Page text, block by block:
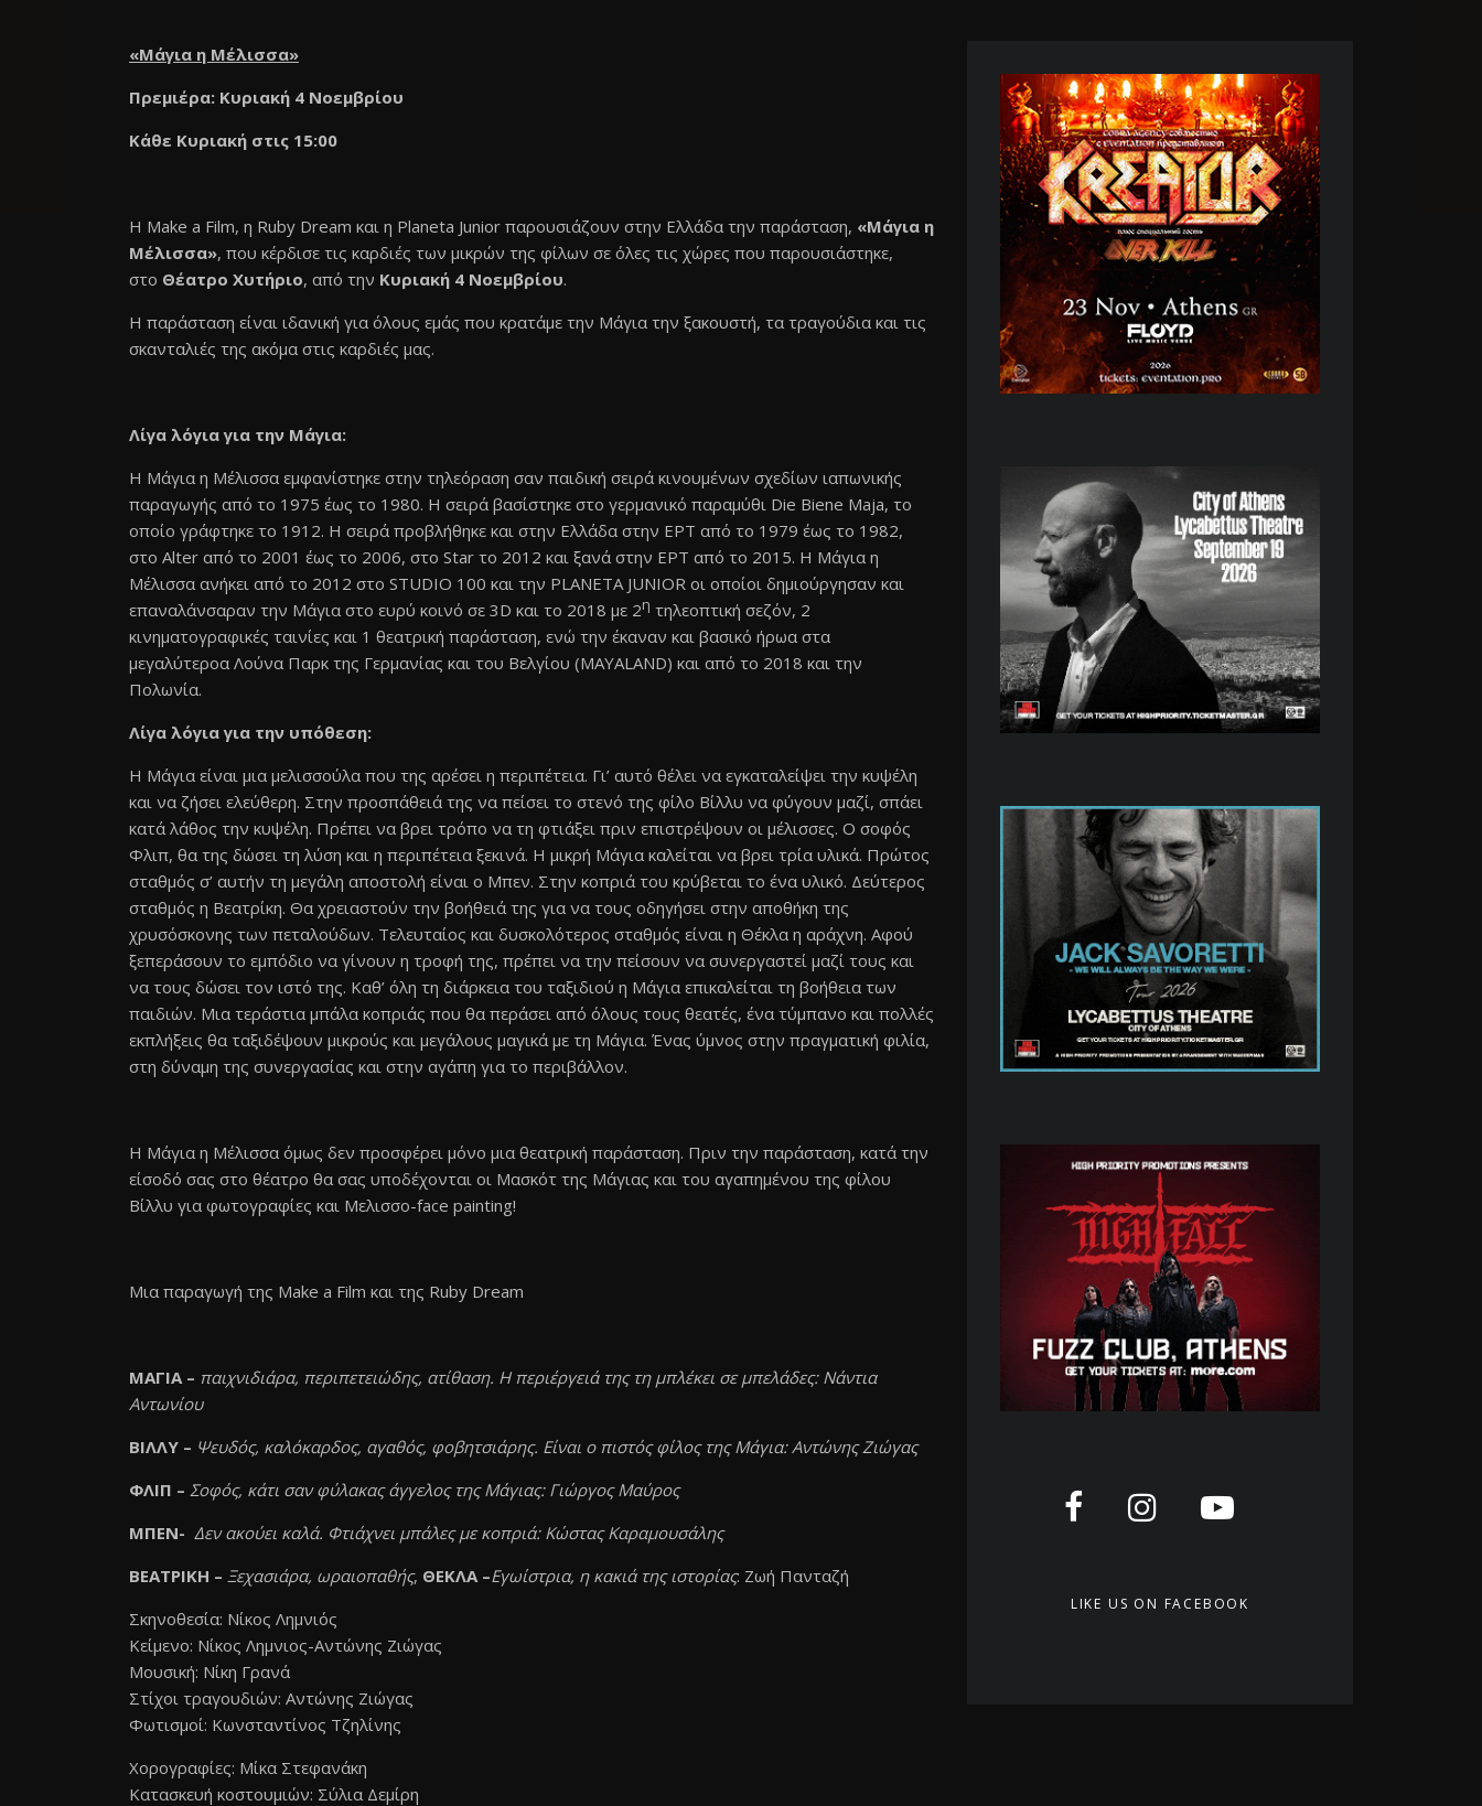
«Μάγια η Μέλισσα»
Πρεμιέρα: Κυριακή 4 Νοεμβρίου
Κάθε Κυριακή στις 15:00
H Μake a Film, η Ruby Dream και η Planeta Junior παρουσιάζουν στην Ελλάδα την παράσταση, «Μάγια η
Μέλισσα», που κέρδισε τις καρδιές των μικρών της φίλων σε όλες τις χώρες που παρουσιάστηκε,
στο Θέατρο Χυτήριο, από την Κυριακή 4 Νοεμβρίου.
Η παράσταση είναι ιδανική για όλους εμάς που κρατάμε την Μάγια την ξακουστή, τα τραγούδια και τις
σκανταλιές της ακόμα στις καρδιές μας.
Λίγα λόγια για την Μάγια:
Η Μάγια η Μέλισσα εμφανίστηκε στην τηλεόραση σαν παιδική σειρά κινουμένων σχεδίων ιαπωνικής
παραγωγής από το 1975 έως το 1980. Η σειρά βασίστηκε στο γερμανικό παραμύθι Die Biene Maja, το
οποίο γράφτηκε το 1912. Η σειρά προβλήθηκε και στην Ελλάδα στην ΕΡΤ από το 1979 έως το 1982,
στο Alter από το 2001 έως το 2006, στο Star το 2012 και ξανά στην ΕΡΤ από το 2015. Η Μάγια η
Μέλισσα ανήκει από το 2012 στο STUDIO 100 και την PLANETA JUNIOR οι οποίοι δημιούργησαν και
επαναλάνσαραν την Μάγια στο ευρύ κοινό σε 3D και το 2018 με 2η τηλεοπτική σεζόν, 2
κινηματογραφικές ταινίες και 1 θεατρική παράσταση, ενώ την έκαναν και βασικό ήρωα στα
μεγαλύτεροα Λούνα Παρκ της Γερμανίας και του Βελγίου (MAYALAND) και από το 2018 και την
Πολωνία.
Λίγα λόγια για την υπόθεση:
Η Μάγια είναι μια μελισσούλα που της αρέσει η περιπέτεια. Γι’ αυτό θέλει να εγκαταλείψει την κυψέλη
και να ζήσει ελεύθερη. Στην προσπάθειά της να πείσει το στενό της φίλο Βίλλυ να φύγουν μαζί, σπάει
κατά λάθος την κυψέλη. Πρέπει να βρει τρόπο να τη φτιάξει πριν επιστρέψουν οι μέλισσες. Ο σοφός
Φλιπ, θα της δώσει τη λύση και η περιπέτεια ξεκινά. Η μικρή Μάγια καλείται να βρει τρία υλικά. Πρώτος
σταθμός σ’ αυτήν τη μεγάλη αποστολή είναι ο Μπεν. Στην κοπριά του κρύβεται το ένα υλικό. Δεύτερος
σταθμός η Βεατρίκη. Θα χρειαστούν την βοήθειά της για να τους οδηγήσει στην αποθήκη της
χρυσόσκονης των πεταλούδων. Τελευταίος και δυσκολότερος σταθμός είναι η Θέκλα η αράχνη. Αφού
ξεπεράσουν το εμπόδιο να γίνουν η τροφή της, πρέπει να την πείσουν να συνεργαστεί μαζί τους και
να τους δώσει τον ιστό της. Καθ’ όλη τη διάρκεια του ταξιδιού η Μάγια επικαλείται τη βοήθεια των
παιδιών. Μια τεράστια μπάλα κοπριάς που θα περάσει από όλους τους θεατές, ένα τύμπανο και πολλές
εκπλήξεις θα ταξιδέψουν μικρούς και μεγάλους μαγικά με τη Μάγια. Ένας ύμνος στην πραγματική φιλία,
στη δύναμη της συνεργασίας και στην αγάπη για το περιβάλλον.
Η Μάγια η Μέλισσα όμως δεν προσφέρει μόνο μια θεατρική παράσταση. Πριν την παράσταση, κατά την
είσοδό σας στο θέατρο θα σας υποδέχονται οι Μασκότ της Μάγιας και του αγαπημένου της φίλου
Βίλλυ για φωτογραφίες και Μελισσο-face painting!
Μια παραγωγή της Μake a Film και της Ruby Dream
ΜΑΓΙΑ – παιχνιδιάρα, περιπετειώδης, ατίθαση. Η περιέργειά της τη μπλέκει σε μπελάδες: Νάντια
Αντωνίου
ΒΙΛΛΥ – Ψευδός, καλόκαρδος, αγαθός, φοβητσιάρης. Είναι ο πιστός φίλος της Μάγια: Αντώνης Ζιώγας
ΦΛΙΠ – Σοφός, κάτι σαν φύλακας άγγελος της Μάγιας: Γιώργος Μαύρος
ΜΠΕΝ- Δεν ακούει καλά. Φτιάχνει μπάλες με κοπριά: Κώστας Καραμουσάλης
ΒΕΑΤΡΙΚΗ – Ξεχασιάρα, ωραιοπαθής, ΘΕΚΛΑ –Εγωίστρια, η κακιά της ιστορίας: Ζωή Πανταζή
Σκηνοθεσία: Νίκος Λημνιός
Κείμενο: Νίκος Λημνιος-Αντώνης Ζιώγας
Μουσική: Νίκη Γρανά
Στίχοι τραγουδιών: Αντώνης Ζιώγας
Φωτισμοί: Κωνσταντίνος Τζηλίνης
Χορογραφίες: Μίκα Στεφανάκη
Κατασκευή κοστουμιών: Σύλια Δεμίρη
LIKE US ON FACEBOOK